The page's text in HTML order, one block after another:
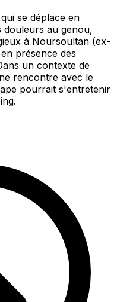
se déplace en
douleurs au genou,
à Noursoultan (ex-
présence des
un contexte de
rencontre avec le
pourrait s'entretenir